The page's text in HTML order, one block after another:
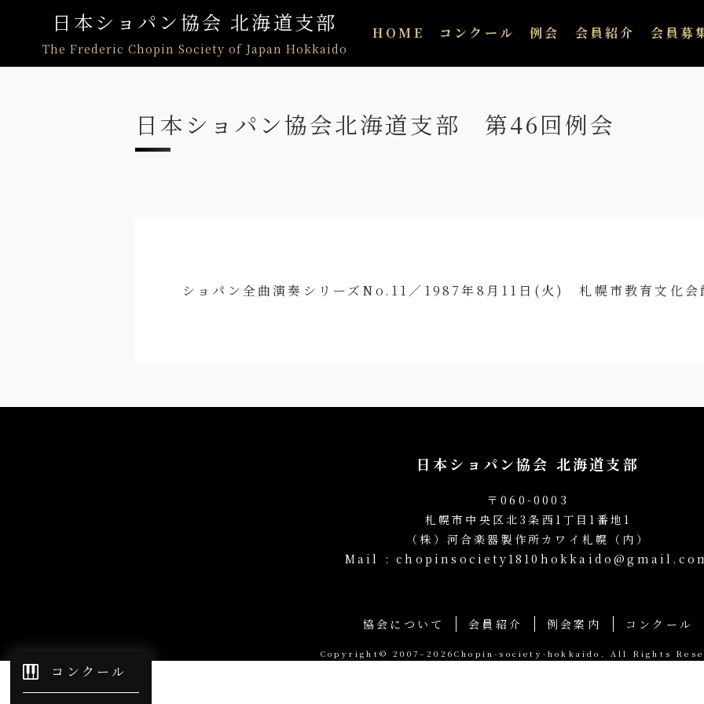
日本ショパン協会 北海道支部
The Frederic Chopin Society of Japan Hokkaido
HOME コンクール 例会 会員紹介 会員募
日本ショパン協会北海道支部 第46回例会
ショパン全曲演奏シリーズNo.11／1987年8月11日(火) 札幌市教育文化会
コンクール
日本ショパン協会 北海道支部
〒060-0003
札幌市中央区北3条西1丁目1番地1
（株）河合楽器製作所カワイ札幌（内）
Mail :
協会について 会員紹介 例会案内 コンクール
Copyright© 2007–2026Chopin-society-hokkaido. All Rights